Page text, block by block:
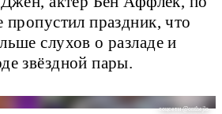
пропустил праздник, что
слухов о разладе и
звёздной пары.
соцсети @onthejlo